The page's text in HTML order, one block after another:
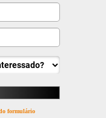
formulário